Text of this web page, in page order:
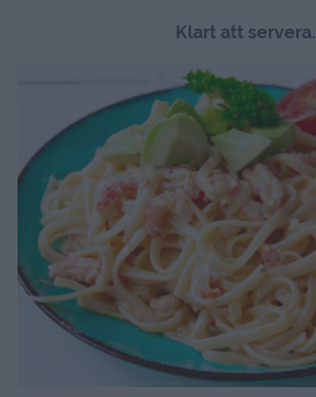
Klart att servera.